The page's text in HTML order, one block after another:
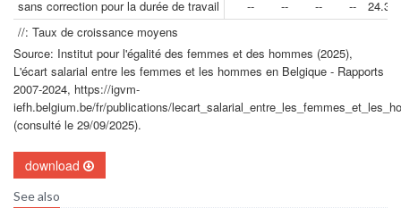
sans correction pour la durée de travail -- -- -- --
24.3
//: Taux de croissance moyens
Source: Institut pour l'égalité des femmes et des hommes (2025),
L'écart salarial entre les femmes et les hommes en Belgique - Rapports
2007-2024, https://igvm-
iefh.belgium.be/fr/publications/
(consulté le 29/09/2025).
download
See also